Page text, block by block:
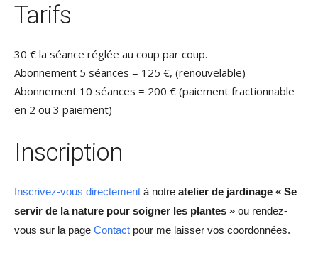
Tarifs
30 € la séance réglée au coup par coup.
Abonnement 5 séances = 125 €, (renouvelable)
Abonnement 10 séances = 200 € (paiement fractionnable
en 2 ou 3 paiement)
Inscription
Inscrivez-vous directement à notre atelier de jardinage « Se
servir de la nature pour soigner les plantes » ou rendez-
vous sur la page Contact pour me laisser vos coordonnées.